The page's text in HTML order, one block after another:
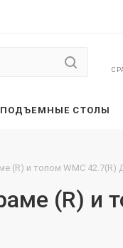
ПОДЪЕМНЫЕ СТОЛЫ
и топом WMC 42.7(R)
(R) и